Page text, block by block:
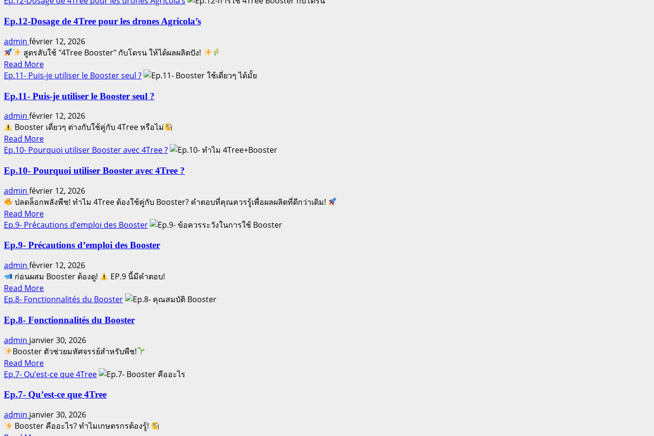
Ep.13-
mélanger
Booster
et
4Tree
Ep.12-Dosage de 4Tree pour les drones Agricola’s
admin février 12, 2026
สูตรลับใช้ "4Tree Booster" กับโดรน ให้ได้ผลผลิตปัง!
Read MoreRead
more
Ep.12-
de
4Tree
pour
les
Agricola’s
Ep.11- Puis-je utiliser le Booster seul ?
Ep.11- Puis-je utiliser le Booster seul ?
admin février 12, 2026
Booster เดี่ยวๆ ต่างกับใช้คู่กับ 4Tree หรือไม่
Read MoreRead
more
Ep.11-
je
utiliser
le
Booster
?
Ep.10- Pourquoi utiliser Booster avec 4Tree ?
Ep.10- Pourquoi utiliser Booster avec 4Tree ?
admin février 12, 2026
ปลดล็อกพลังพืช! ทำไม 4Tree ต้องใช้คู่กับ Booster? คำตอบที่คุณควรรู้เพื่อผลผลิตที่ดีกว่าเดิม!
Read MoreRead
more
Ep.10-
utiliser
Booster
avec
4Tree
Ep.9- Précautions d’emploi des Booster
Ep.9- Précautions d’emploi des Booster
admin février 12, 2026
ก่อนผสม Booster ต้องดู!
EP.9 นี้มีคำตอบ!
Read MoreRead
more
Ep.9-
d’emploi
des
Booster
Ep.8- Fonctionnalités du Booster
Ep.8- Fonctionnalités du Booster
admin janvier 30, 2026
Booster ตัวช่วยมหัศจรรย์สำหรับพืช!
Read MoreRead
more
Ep.8-
du
Booster
Ep.7- Qu’est-ce que 4Tree
Ep.7- Qu’est-ce que 4Tree
admin janvier 30, 2026
Booster คืออะไร? ทำไมเกษตรกรต้องรู้!